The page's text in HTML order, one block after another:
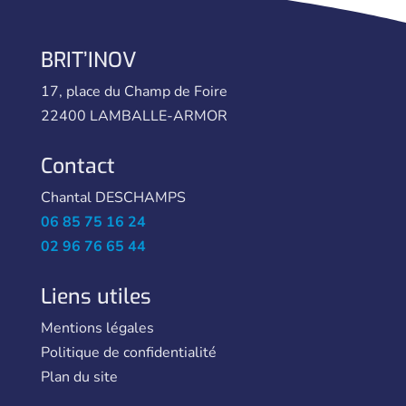
BRIT’INOV
17, place du Champ de Foire
22400 LAMBALLE-ARMOR
Contact
Chantal DESCHAMPS
06 85 75 16 24
02 96 76 65 44
Liens utiles
Mentions légales
Politique de confidentialité
Plan du site